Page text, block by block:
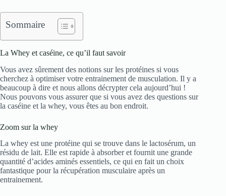
Sommaire
La Whey et caséine, ce qu’il faut savoir
Vous avez sûrement des notions sur les protéines si vous
cherchez à optimiser votre entrainement de musculation. Il y a
beaucoup à dire et nous allons décrypter cela aujourd’hui !
Nous pouvons vous assurer que si vous avez des questions sur
la caséine et la whey, vous êtes au bon endroit.
Zoom sur la whey
La whey est une protéine qui se trouve dans le lactosérum, un
résidu de lait. Elle est rapide à absorber et fournit une grande
quantité d’acides aminés essentiels, ce qui en fait un choix
fantastique pour la récupération musculaire après un
entrainement.